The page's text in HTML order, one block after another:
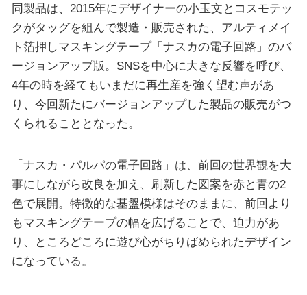
同製品は、2015年にデザイナーの小玉文とコスモテッ
クがタッグを組んで製造・販売された、アルティメイ
ト箔押しマスキングテープ「ナスカの電子回路」のバ
ージョンアップ版。SNSを中心に大きな反響を呼び、
4年の時を経てもいまだに再生産を強く望む声があ
り、今回新たにバージョンアップした製品の販売がつ
くられることとなった。
「ナスカ・パルパの電子回路」は、前回の世界観を大
事にしながら改良を加え、刷新した図案を赤と青の2
色で展開。特徴的な基盤模様はそのままに、前回より
もマスキングテープの幅を広げることで、迫力があ
り、ところどころに遊び心がちりばめられたデザイン
になっている。